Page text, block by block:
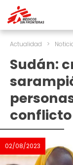
Actualidad >
Sudán:
conflicto
02/08/2023